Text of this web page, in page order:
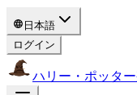
日本語
ログイン
ハリー・ポッタ